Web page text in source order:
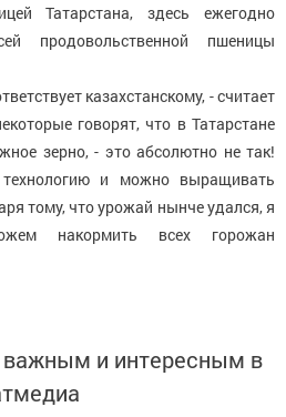
Татарстана, здесь ежегодно
продовольственной пшеницы
казахстанскому, - считает
говорят, что в Татарстане
зерно, - это абсолютно не так!
и можно выращивать
тому, что урожай нынче удался, я
накормить всех горожан
и интересным в